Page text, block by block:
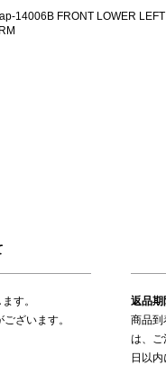
14006B FRONT LOWER LEFT
す。
ざいます。
返品期
商品到
は、ご
日以内